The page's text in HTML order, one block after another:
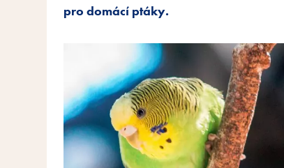
pro domácí ptáky.